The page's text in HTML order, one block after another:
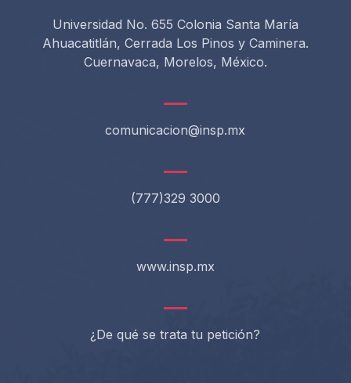
Universidad No. 655 Colonia Santa María
Ahuacatitlán, Cerrada Los Pinos y Caminera.
Cuernavaca, Morelos, México.
comunicacion@insp.mx
(777)329 3000
www.insp.mx
¿De qué se trata tu petición?